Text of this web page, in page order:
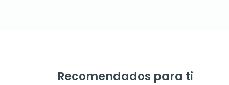
Recomendados para ti